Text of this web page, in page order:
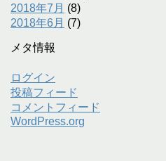
2018年7月 (8)
2018年6月 (7)
メタ情報
ログイン
投稿フィード
コメントフィード
WordPress.org